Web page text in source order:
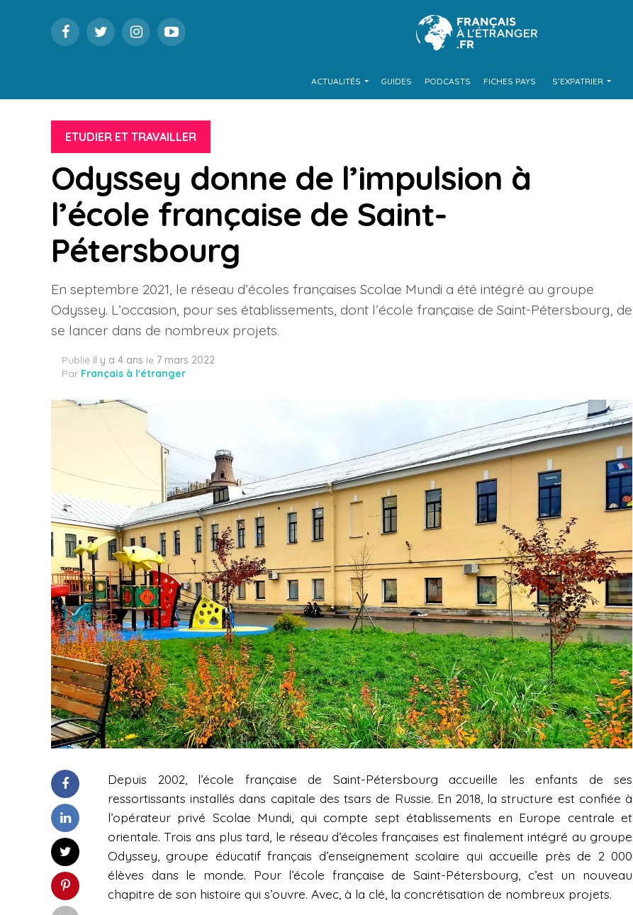
ACTUALITÉS GUIDES PODCASTS FICHES PAYS S’EXPATRIER
ETUDIER ET TRAVAILLER
Odyssey donne de l’impulsion à
l’école française de Saint-
Pétersbourg
En septembre 2021, le réseau d’écoles françaises Scolae Mundi a été intégré au groupe
Odyssey. L’occasion, pour ses établissements, dont l’école française de Saint-Pétersbourg, de
se lancer dans de nombreux projets.
Publié il y a 4 ans le 7 mars 2022
Par Français à l'étranger
Depuis 2002, l’école française de Saint-Pétersbourg accueille les enfants de ses
ressortissants installés dans capitale des tsars de Russie. En 2018, la structure est confiée à
l’opérateur privé Scolae Mundi, qui compte sept établissements en Europe centrale et
orientale. Trois ans plus tard, le réseau d’écoles françaises est finalement intégré au groupe
Odyssey, groupe éducatif français d’enseignement scolaire qui accueille près de 2 000
élèves dans le monde. Pour l’école française de Saint-Pétersbourg, c’est un nouveau
chapitre de son histoire qui s’ouvre. Avec, à la clé, la concrétisation de nombreux projets.